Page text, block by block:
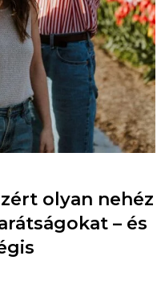
olyan nehéz
– és